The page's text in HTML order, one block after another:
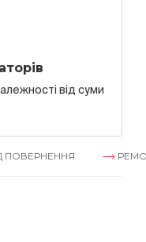
вiд суми
РЕМОНТ